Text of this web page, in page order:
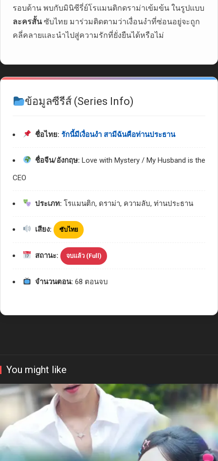
รอบด้าน พบกับมินิซีรี่ย์โรแมนติกดราม่าเข้มข้น ในรูปแบบ
ละครสั้นซับไทย มาร่วมติดตามว่าเงื่อนงำที่ซ่อนอยู่จะถูก
คลี่คลายและนำไปสู่ความรักที่ยั่งยืนได้หรือไม่
ข้อมูลซีรีส์ (Series Info)
ชื่อไทย: รักนี้มีเงื่อนงำ สามีฉันคือท่านประธาน
ชื่อจีน/อังกฤษ: Love with Mystery / My Husband is the
CEO
ประเภท: โรแมนติก, ดราม่า, ความลับ, ท่านประธาน
เสียง: ซับไทย
สถานะ: จบแล้ว (Full)
จำนวนตอน: 68 ตอนจบ
You might like